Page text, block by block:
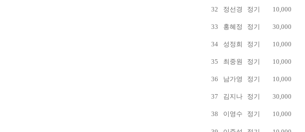
32 정선경 정기 10,000
33 홍혜정 정기 30,000
34 성정희 정기 10,000
35 최중원 정기 10,000
36 남가영 정기 10,000
37 김지나 정기 30,000
38 이영수 정기 10,000